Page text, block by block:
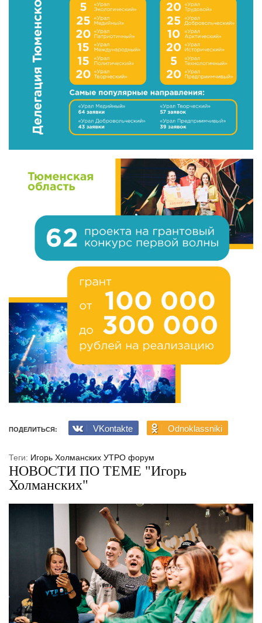
ПОДЕЛИТЬСЯ: VKontakte Odnoklassniki
Теги: Игорь Холманских УТРО форум
НОВОСТИ ПО ТЕМЕ "Игорь
Холманских"